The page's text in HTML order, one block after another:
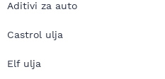
Aditivi za auto
Castrol ulja
Elf ulja